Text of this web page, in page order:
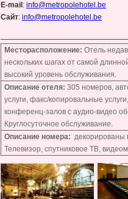
E-mail : info@metropolehotel.be
Сайт: info@metropolehotel.be
Месторасположение: Отель
нескольких шагах от самой
высокий уровень обслуживания.
Описание отеля: 305 номеров,
услуги, факс/копировальные
конференц-залов с аудио-видео
Круглосуточное обслуживание.
Описание номера: декорированы
Телевизор, спутниковое ТВ,